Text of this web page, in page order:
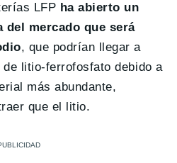
LFP ha abierto un
del mercado que será
, que podrían llegar a
litio-ferrofosfato debido a
más abundante,
que el litio.